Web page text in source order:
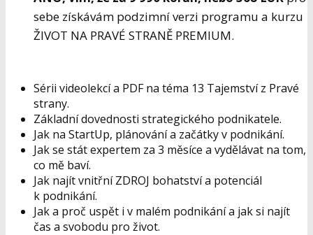
sebe získávám podzimní verzi programu a kurzu
ŽIVOT NA PRAVÉ STRANĚ PREMIUM.
Sérii videolekcí a PDF na téma 13 Tajemství z Pravé
strany.
Základní dovednosti strategického podnikatele.
Jak na StartUp, plánování a začátky v podnikání.
Jak se stát expertem za 3 měsíce a vydělávat na tom,
co mě baví.
Jak najít vnitřní ZDROJ bohatství a potenciál
k podnikání.
Jak a proč uspět i v malém podnikání a jak si najít
čas a svobodu pro život.